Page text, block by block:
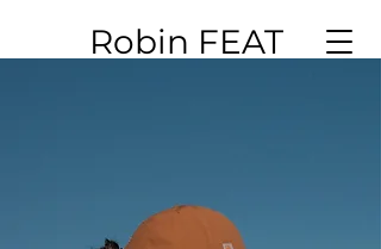
Robin FEAT